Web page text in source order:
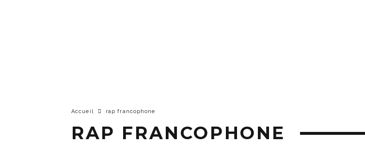
Accueil rap francophone
RAP FRANCOPHONE